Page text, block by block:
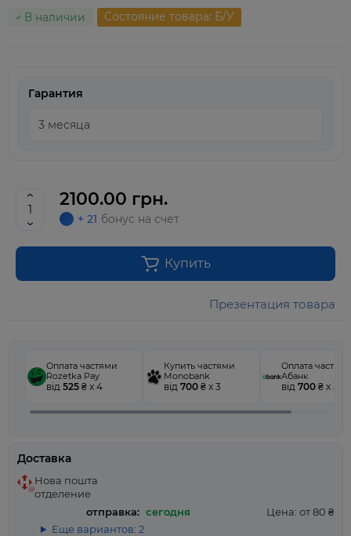
В наличии
Состояние товара: Б/У
Гарантия
2100.00 грн.
+ 21 бонус на счет
Купить
Презентация товара
Оплата частями
Rozetka Pay
від 525 ₴ x 4
Купить частями
Monobank
від 700 ₴ x 3
Оплата
Абанк
від 700 ₴ x 3
Доставка
Нова пошта
отделение
отправка: сегодня
Цена: от 80 ₴
Еще вариантов: 2